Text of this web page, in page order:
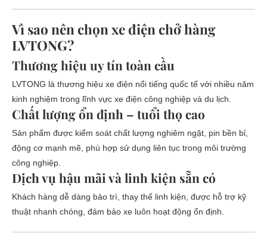
Vì sao nên chọn xe điện chở hàng
LVTONG?
Thương hiệu uy tín toàn cầu
LVTONG là thương hiệu xe điện nổi tiếng quốc tế với nhiều năm
kinh nghiệm trong lĩnh vực xe điện công nghiệp và du lịch.
Chất lượng ổn định – tuổi thọ cao
Sản phẩm được kiểm soát chất lượng nghiêm ngặt, pin bền bỉ,
động cơ mạnh mẽ, phù hợp sử dụng liên tục trong môi trường
công nghiệp.
Dịch vụ hậu mãi và linh kiện sẵn có
Khách hàng dễ dàng bảo trì, thay thế linh kiện, được hỗ trợ kỹ
thuật nhanh chóng, đảm bảo xe luôn hoạt động ổn định.